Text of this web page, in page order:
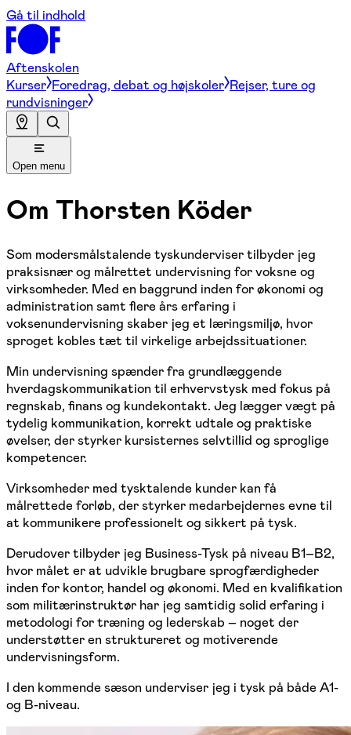
Gå til indhold
Aftenskolen
Kurser Foredrag, debat og højskoler Rejser, ture og
rundvisninger
Open menu
Om Thorsten Köder
Som modersmålstalende tyskunderviser tilbyder jeg
praksisnær og målrettet undervisning for voksne og
virksomheder. Med en baggrund inden for økonomi og
administration samt flere års erfaring i
voksenundervisning skaber jeg et læringsmiljø, hvor
sproget kobles tæt til virkelige arbejdssituationer.
Min undervisning spænder fra grundlæggende
hverdagskommunikation til erhvervstysk med fokus på
regnskab, finans og kundekontakt. Jeg lægger vægt på
tydelig kommunikation, korrekt udtale og praktiske
øvelser, der styrker kursisternes selvtillid og sproglige
kompetencer.
Virksomheder med tysktalende kunder kan få
målrettede forløb, der styrker medarbejdernes evne til
at kommunikere professionelt og sikkert på tysk.
Derudover tilbyder jeg Business-Tysk på niveau B1–B2,
hvor målet er at udvikle brugbare sprogfærdigheder
inden for kontor, handel og økonomi. Med en kvalifikation
som militærinstruktør har jeg samtidig solid erfaring i
metodologi for træning og lederskab – noget der
understøtter en struktureret og motiverende
undervisningsform.
I den kommende sæson underviser jeg i tysk på både A1-
og B-niveau.